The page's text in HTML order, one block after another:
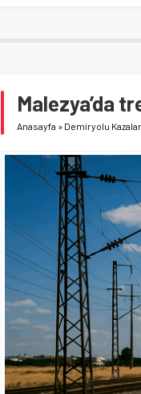
Malezya’da
Anasayfa » Demiryolu